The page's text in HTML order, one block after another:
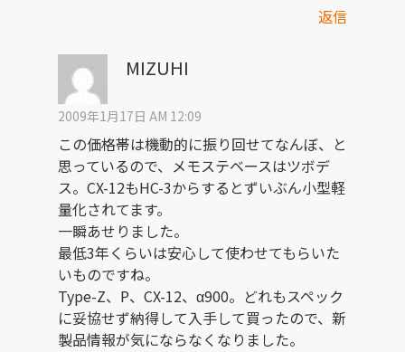
返信
MIZUHI
2009年1月17日 AM 12:09
この価格帯は機動的に振り回せてなんぼ、と
思っているので、メモステベースはツボデ
ス。CX-12もHC-3からするとずいぶん小型軽
量化されてます。
一瞬あせりました。
最低3年くらいは安心して使わせてもらいた
いものですね。
Type-Z、P、CX-12、α900。どれもスペック
に妥協せず納得して入手して買ったので、新
製品情報が気にならなくなりました。